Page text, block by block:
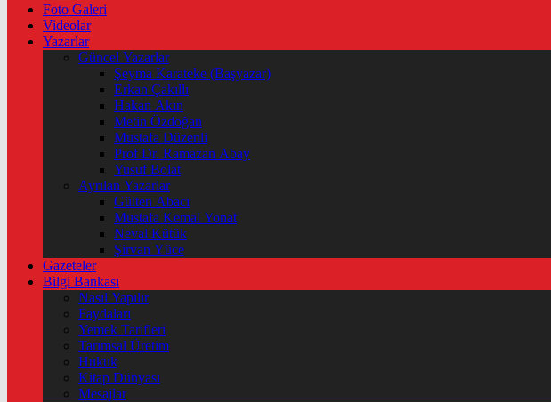
Foto Galeri
Videolar
Yazarlar
Güncel Yazarlar
Şeyma Karateke (Başyazar)
Erkan Çakıllı
Hakan Akın
Metin Özdoğan
Mustafa Düzenli
Prof Dr. Ramazan Abay
Yusuf Bolat
Ayrılan Yazarlar
Gülten Abacı
Mustafa Kemal Yonat
Neval Kütük
Şirvan Yüce
Gazeteler
Bilgi Bankası
Nasıl Yapılır
Faydaları
Yemek Tarifleri
Tarımsal Üretim
Hukuk
Kitap Dünyası
Mesajlar